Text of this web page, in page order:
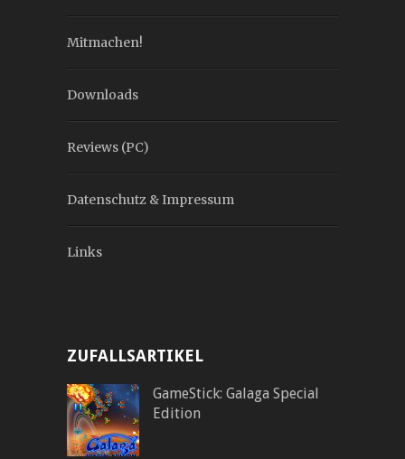
Mitmachen!
Downloads
Reviews (PC)
Datenschutz & Impressum
Links
ZUFALLSARTIKEL
GameStick: Galaga Special
Edition